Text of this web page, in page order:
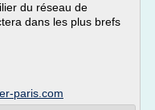
du réseau de
dans les plus brefs
paris.com